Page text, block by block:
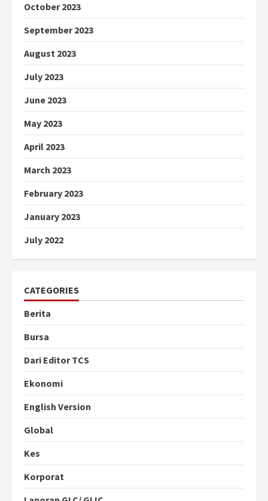
October 2023
September 2023
August 2023
July 2023
June 2023
May 2023
April 2023
March 2023
February 2023
January 2023
July 2022
CATEGORIES
Berita
Bursa
Dari Editor TCS
Ekonomi
English Version
Global
Kes
Korporat